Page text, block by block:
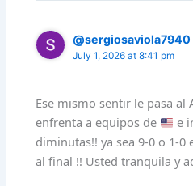
@sergiosaviola7940
July 1, 2026 at 8:41 pm
Ese mismo sentir le pasa
enfrenta a equipos de
e
diminutas!! ya sea 9-0 o 1-
al final !! Usted tranquila y